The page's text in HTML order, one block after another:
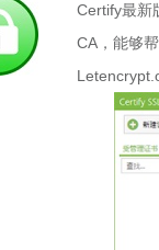
Certify最新
CA，能够